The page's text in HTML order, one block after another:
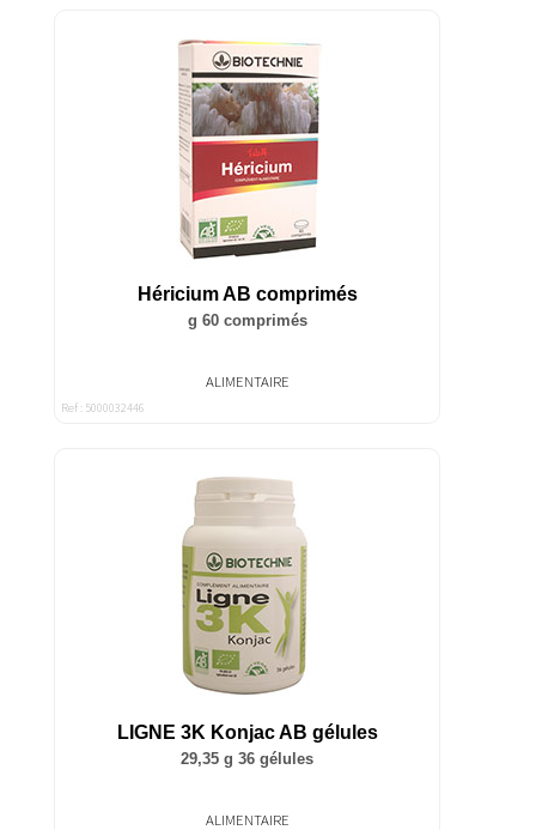
Héricium AB comprimés
g 60 comprimés
ALIMENTAIRE
Ref : 5000032446
LIGNE 3K Konjac AB gélules
29,35 g 36 gélules
ALIMENTAIRE